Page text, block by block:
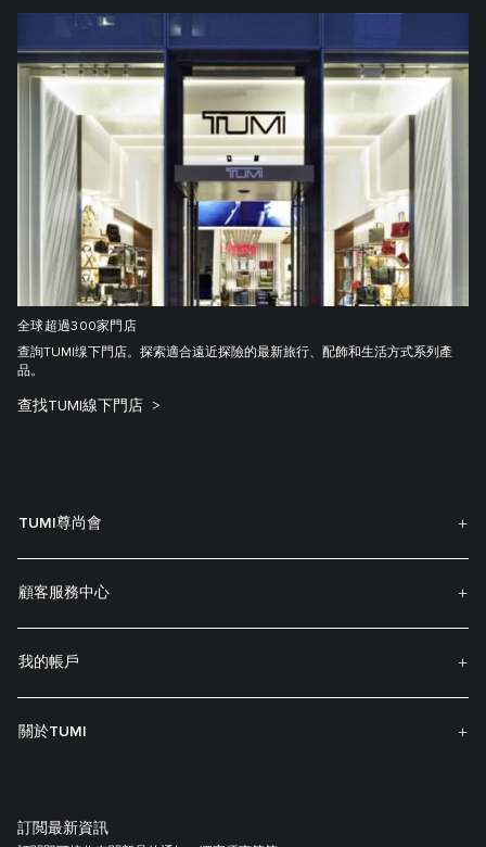
全球超過300家門店
查詢TUMI缐下門店。探索適合遠近探險的最新旅行、配飾和生活方式系列產
品。
查找TUMI線下門店
TUMI尊尚會
顧客服務中心
我的帳戶
關於TUMI
訂閲最新資訊